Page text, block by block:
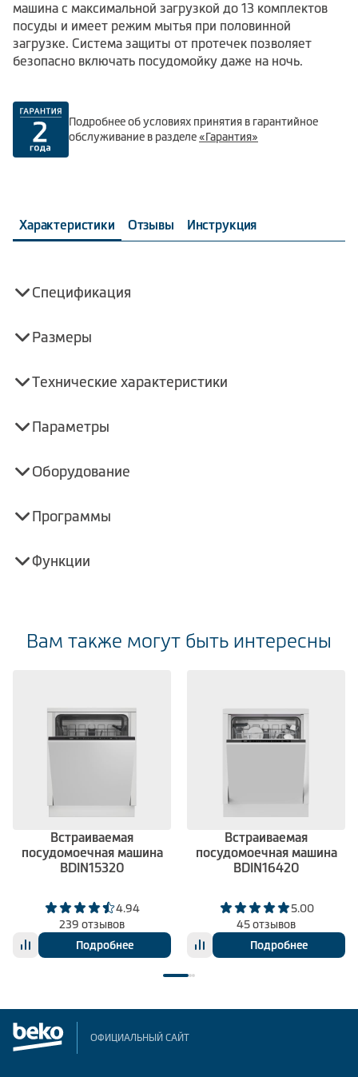
машина с максимальной загрузкой до 13 комплектов
посуды и имеет режим мытья при половинной
загрузке. Система защиты от протечек позволяет
безопасно включать посудомойку даже на ночь.
Подробнее об условиях принятия в гарантийное
обслуживание в разделе«Гарантия»
Характеристики Отзывы Инструкция
Спецификация
Размеры
Технические характеристики
Параметры
Оборудование
Программы
Функции
Вам также могут быть интересны
Встраиваемая
посудомоечная машина
BDIN15320
4.94
239 отзывов
Подробнее
Встраиваемая
посудомоечная машина
BDIN16420
5.00
45 отзывов
Подробнее
ОФИЦИАЛЬНЫЙ САЙТ